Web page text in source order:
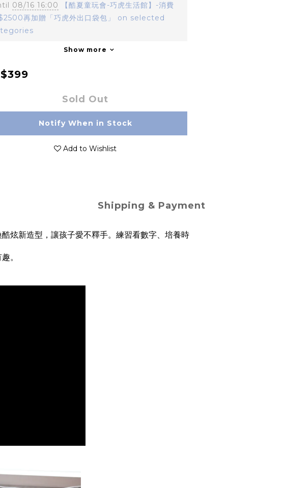
08/16 16:00 【酷夏童玩會-巧虎生活館】-消費
再加贈「巧虎外出口袋包」 on selected
Show more
Sold Out
Notify When in Stock
Add to Wishlist
Shipping & Payment
炫新造型，讓孩子愛不釋手。練習看數字、培養時
。